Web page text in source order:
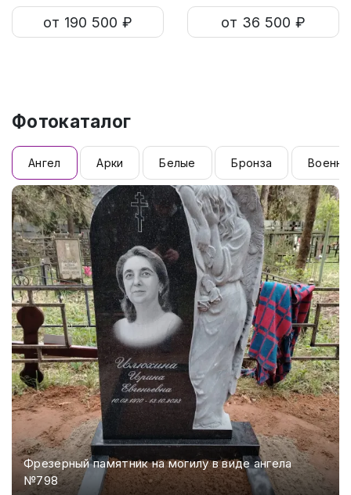
от 190 500 ₽ от 36 500 ₽
Фотокаталог
Ангел Арки Белые Бронза
Фрезерный памятник на могилу в виде ангела
№798